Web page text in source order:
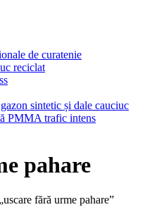
de curatenie
reciclat
sintetic și dale cauciuc
PMMA trafic intens
pahare
fără urme pahare”